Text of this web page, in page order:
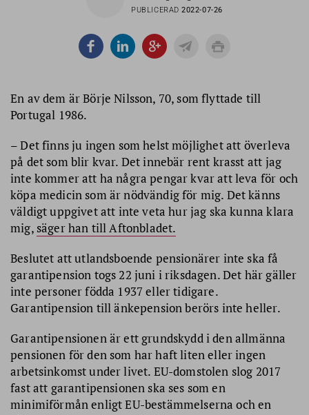
PUBLICERAD2022-07-26
En av dem är Börje Nilsson, 70, som flyttade till
Portugal 1986.
– Det finns ju ingen som helst möjlighet att överleva
på det som blir kvar. Det innebär rent krasst att jag
inte kommer att ha några pengar kvar att leva för och
köpa medicin som är nödvändig för mig. Det känns
väldigt uppgivet att inte veta hur jag ska kunna klara
mig, säger han till Aftonbladet.
Beslutet att utlandsboende pensionärer inte ska få
garantipension togs 22 juni i riksdagen. Det här gäller
inte personer födda 1937 eller tidigare.
Garantipension till änkepension berörs inte heller.
Garantipensionen är ett grundskydd i den allmänna
pensionen för den som har haft liten eller ingen
arbetsinkomst under livet. EU-domstolen slog 2017
fast att garantipensionen ska ses som en
minimiförmån enligt EU-bestämmelserna och en